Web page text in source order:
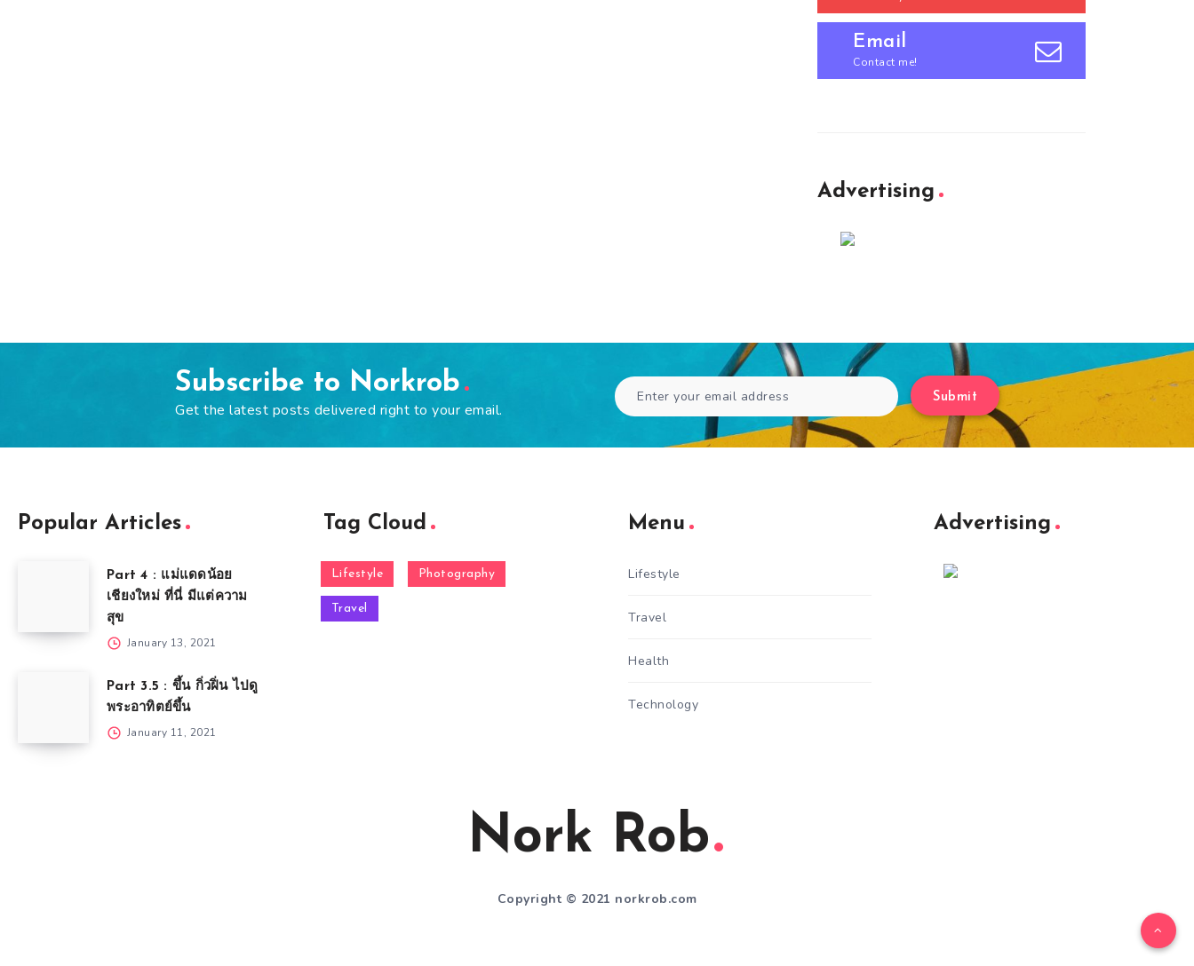
Email
Contact me!
Advertising
Subscribe to Norkrob
Get the latest posts delivered right to your email.
Submit
Popular Articles
Part 4 : แม่แดดน้อย
เชียงใหม่ ที่นี่ มีแต่ความ
สุข
January 13, 2021
Part 3.5 : ขึ้น กิ่วฝิ่น ไปดู
พระอาทิตย์ขึ้น
January 11, 2021
Tag Cloud
Lifestyle Photography
Travel
Menu
Lifestyle
Travel
Health
Technology
Advertising
Nork Rob
Copyright © 2021 norkrob.com